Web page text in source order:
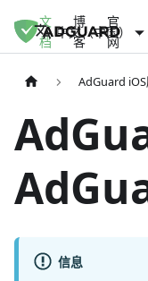
文
档
博
客
官
网
中文（中国）
AdGuard
信息